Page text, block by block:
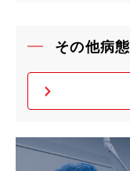
その他病態